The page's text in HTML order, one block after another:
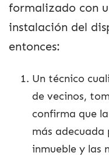
formalizado con
instalación del
entonces:
Un técnico
de vecinos,
confirma que
más
inmueble y las